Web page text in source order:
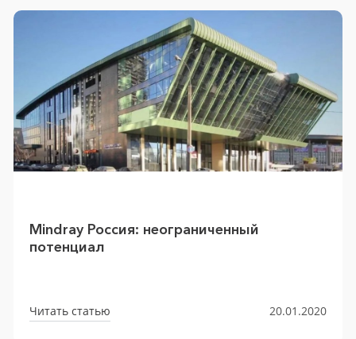
Mindray Россия: неограниченный
потенциал
20.01.2020
Читать статью